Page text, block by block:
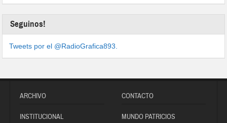
Seguinos!
Tweets por el @RadioGrafica893.
ARCHIVO CONTACTO
INSTITUCIONAL MUNDO PATRICIOS